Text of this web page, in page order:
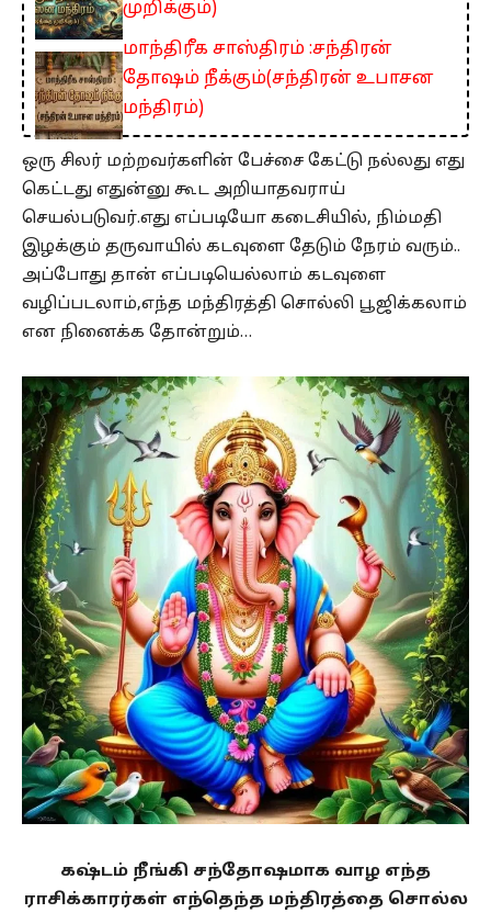
முறிக்கும்)
மாந்திரீக சாஸ்திரம் :சந்திரன்
தோஷம் நீக்கும்(சந்திரன் உபாசன
மந்திரம்)
ஒரு சிலர் மற்றவர்களின் பேச்சை கேட்டு நல்லது எது
கெட்டது எதுன்னு கூட அறியாதவராய்
செயல்படுவர்.எது எப்படியோ கடைசியில், நிம்மதி
இழக்கும் தருவாயில் கடவுளை தேடும் நேரம் வரும்..
அப்போது தான் எப்படியெல்லாம் கடவுளை
வழிப்படலாம்,எந்த மந்திரத்தி சொல்லி பூஜிக்கலாம்
என நினைக்க தோன்றும்…
கஷ்டம் நீங்கி சந்தோஷமாக வாழ எந்த
ராசிக்காரர்கள் எந்தெந்த மந்திரத்தை சொல்ல